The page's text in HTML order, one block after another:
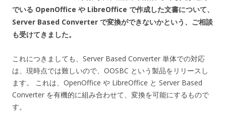
でいる OpenOffice や LibreOffice で作成した文書について、
Server Based Converter で変換ができないかという、ご相談
も受けてきました。
これにつきましても、Server Based Converter 単体での対応
は、現時点では難しいので、OOSBC という製品をリリースし
ます。 これは、OpenOffice や LibreOffice と Server Based
Converter を有機的に組み合わせて、変換を可能にするもので
す。